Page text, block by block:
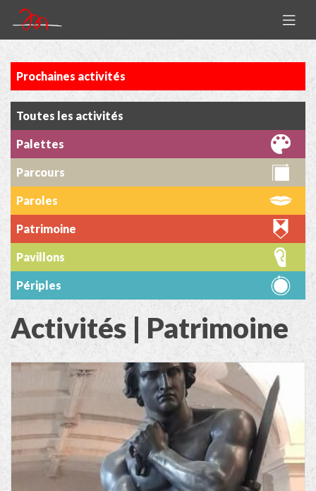
Activités | Patrimoine
Prochaines activités
Toutes les activités
Palettes
Parcours
Paroles
Patrimoine
Pavillons
Périples